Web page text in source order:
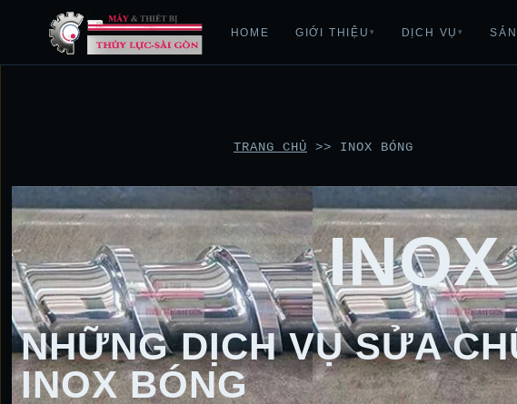
HOME GIỚI THIỆU ▾ DỊCH VỤ▾
TRANG CHỦ >> INOX BÓNG
NHỮNG DỊCH VỤ SỬA
INOX BÓNG